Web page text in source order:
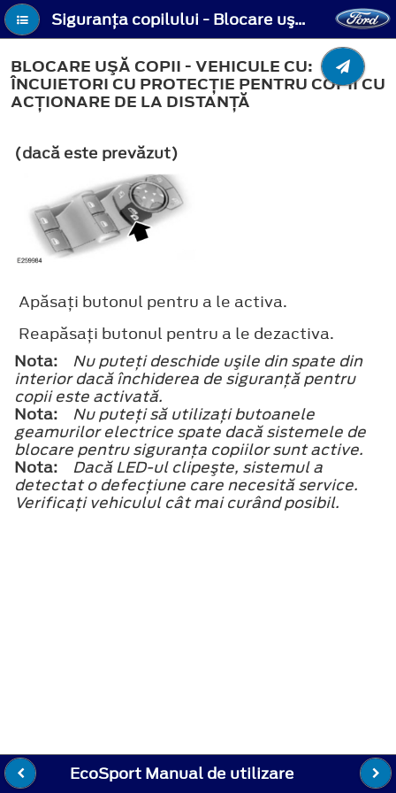
Siguranţa copilului - Blocare uşă copii - Vehicule cu: Încuietori cu protecţie pentru copii cu acţionare de la distanţă
BLOCARE UŞĂ COPII - VEHICULE CU:
ÎNCUIETORI CU PROTECŢIE PENTRU COPII CU
ACŢIONARE DE LA DISTANŢĂ
(dacă este prevăzut)
Apăsaţi butonul pentru a le activa.
Reapăsaţi butonul pentru a le dezactiva.
Nota:
Nu puteţi deschide uşile din spate din
interior dacă închiderea de siguranţă pentru
copii este activată.
Nota:
Nu puteţi să utilizaţi butoanele
geamurilor electrice spate dacă sistemele de
blocare pentru siguranţa copiilor sunt active.
Nota:
Dacă LED-ul clipeşte, sistemul a
detectat o defecţiune care necesită service.
Verificaţi vehiculul cât mai curând posibil.
EcoSport Manual de utilizare